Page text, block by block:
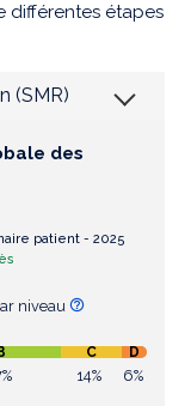
différentes étapes
(SMR)
des
patient - 2025
niveau
C D
14% 6%